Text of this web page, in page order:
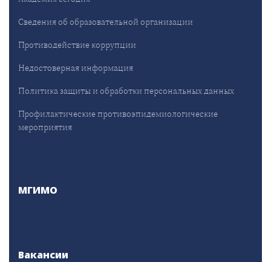
Сведения об образовательной организации
Противодействие коррупции
Недостоверная информация
Политика защиты и обработки персональных данных
Профилактические противоэпидемиологические
мероприятия
МГИМО
Вакансии